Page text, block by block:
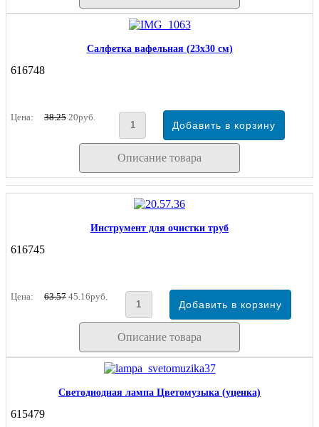
Салфетка вафельная (23х30 см)
616748
Цена: 38.25 20руб.
Описание товара
Инструмент для очистки труб
616745
Цена: 63.57 45.16руб.
Описание товара
Светодиодная лампа Цветомузыка (уценка)
615479